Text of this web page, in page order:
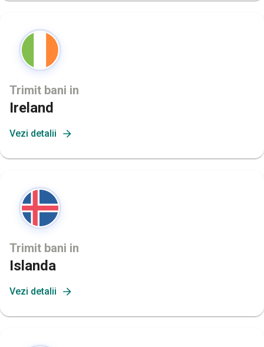
Trimit bani in
Ireland
Vezi detalii
Trimit bani in
Islanda
Vezi detalii